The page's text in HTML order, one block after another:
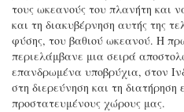
τους ωκεανούς του πλανήτη και
και τη διακυβέρνηση αυτής της
φύσης, του βαθιού ωκεανού. Η
περιελάμβανε μια σειρά
επανδρωμένα υποβρύχια, στον
στη διερεύνηση και τη διατήρηση
προστατευμένους χώρους μας.